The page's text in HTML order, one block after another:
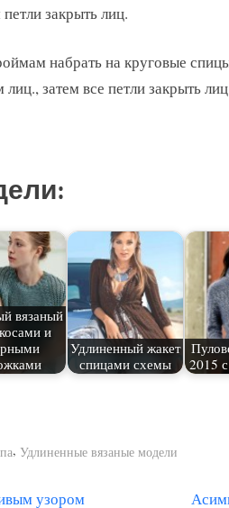
петли закрыть лиц.
набрать на круговые
лиц., затем все петли закрыть
вязаный
и
Удлиненный жакет
спицами схемы
2015
, Удлиненные вязаные модели
узором
С